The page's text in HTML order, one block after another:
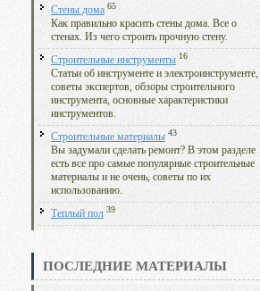
Стены дома 65
Как правильно красить стены дома. Все о
стенах. Из чего строить прочную стену.
Строительные инструменты 16
Статьи об инструменте и электроинструменте,
советы экспертов, обзоры строительного
инструмента, основные характеристики
инструментов.
Строительные материалы 43
Вы задумали сделать ремонт? В этом разделе
есть все про самые популярные строительные
материалы и не очень, советы по их
использованию.
Теплый пол 39
ПОСЛЕДНИЕ МАТЕРИАЛЫ